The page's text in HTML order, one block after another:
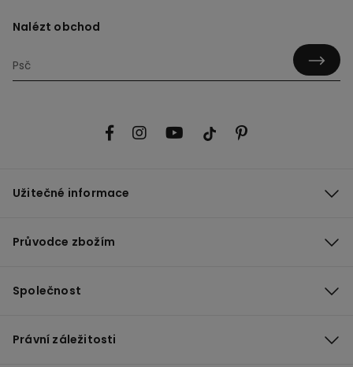
Nalézt obchod
Užitečné informace
Průvodce zbožím
Společnost
Právní záležitosti